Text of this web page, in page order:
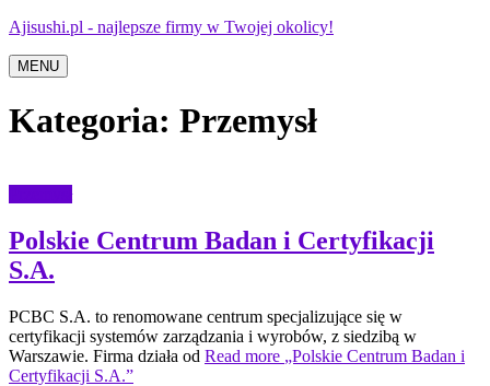
Ajisushi.pl - najlepsze firmy w Twojej okolicy!
MENU
Kategoria: Przemysł
Polskie Centrum Badan i Certyfikacji
S.A.
PCBC S.A. to renomowane centrum specjalizujące się w
certyfikacji systemów zarządzania i wyrobów, z siedzibą w
Warszawie. Firma działa od Read more „Polskie Centrum Badan i
Certyfikacji S.A.”